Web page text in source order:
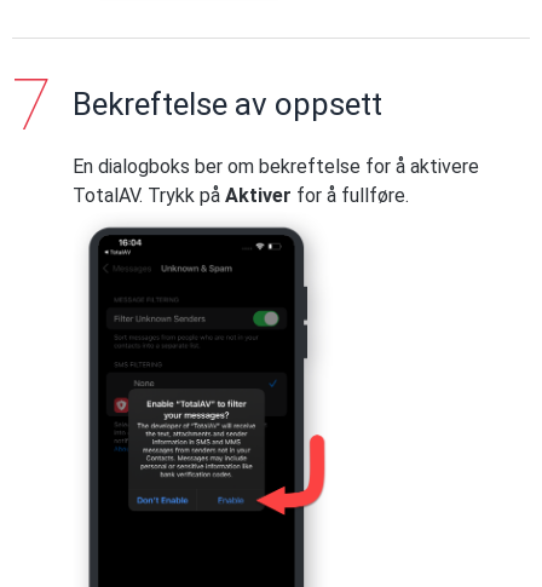
Bekreftelse av oppsett
En dialogboks ber om bekreftelse for å aktivere
TotalAV. Trykk på Aktiver for å fullføre.